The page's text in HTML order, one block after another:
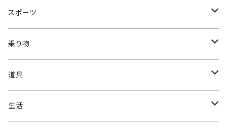
正月
端午の節句
結婚式
父の日
トライバル
中国
北欧
七福神
金太郎
天使
シニア
雫
貝殻
山
木
桜
プルメリア
野バラ
牡丹
ウマ
サイ
チンパンジー
トリ
スイーツ
かき氷
アイス
フルーツ
スイカ
イチゴ
和食
お雑煮
野菜
スポーツ
相撲
乗り物
車
道具
ファッション
生活